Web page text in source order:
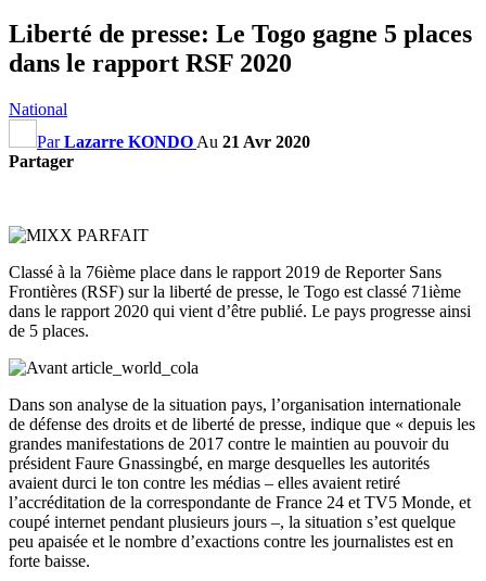
Liberté de presse: Le Togo gagne 5 places
dans le rapport RSF 2020
National
ParLazarre KONDO Au 21 Avr 2020
Partager
Classé à la 76ième place dans le rapport 2019 de Reporter Sans
Frontières (RSF) sur la liberté de presse, le Togo est classé 71ième
dans le rapport 2020 qui vient d’être publié. Le pays progresse ainsi
de 5 places.
Dans son analyse de la situation pays, l’organisation internationale
de défense des droits et de liberté de presse, indique que « depuis les
grandes manifestations de 2017 contre le maintien au pouvoir du
président Faure Gnassingbé, en marge desquelles les autorités
avaient durci le ton contre les médias – elles avaient retiré
l’accréditation de la correspondante de France 24 et TV5 Monde, et
coupé internet pendant plusieurs jours –, la situation s’est quelque
peu apaisée et le nombre d’exactions contre les journalistes est en
forte baisse.